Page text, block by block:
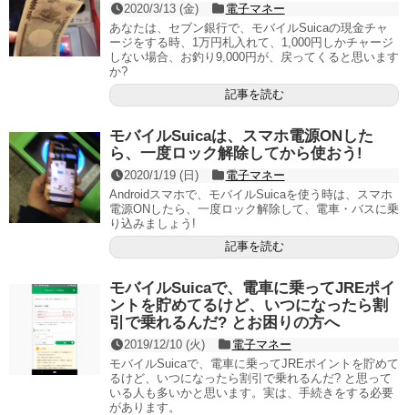
2020/3/13 (金)
電子マネー
あなたは、セブン銀行で、モバイルSuicaの現金チャ
ージをする時、1万円札入れて、1,000円しかチャージ
しない場合、お釣り9,000円が、戻ってくると思います
か?
記事を読む
モバイルSuicaは、スマホ電源ONした
ら、一度ロック解除してから使おう!
2020/1/19 (日)
電子マネー
Androidスマホで、モバイルSuicaを使う時は、スマホ
電源ONしたら、一度ロック解除して、電車・バスに乗
り込みましょう!
記事を読む
モバイルSuicaで、電車に乗ってJREポイ
ントを貯めてるけど、いつになったら割
引で乗れるんだ? とお困りの方へ
2019/12/10 (火)
電子マネー
モバイルSuicaで、電車に乗ってJREポイントを貯めて
るけど、いつになったら割引で乗れるんだ? と思って
いる人も多いかと思います。実は、手続きをする必要
があります。